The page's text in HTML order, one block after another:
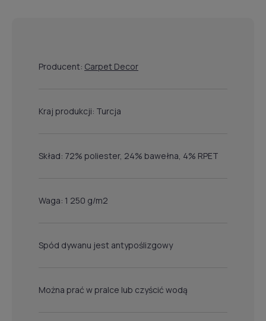
Producent: Carpet Decor
Kraj produkcji: Turcja
Skład: 72% poliester, 24% bawełna, 4% RPET
Waga: 1 250 g/m2
Spód dywanu jest antypoślizgowy
Można prać w pralce lub czyścić wodą